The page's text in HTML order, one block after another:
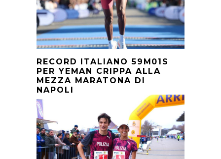
RECORD ITALIANO 59M01S
PER YEMAN CRIPPA ALLA
MEZZA MARATONA DI
NAPOLI